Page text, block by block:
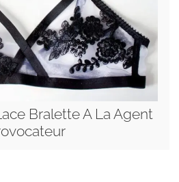
Bralette A La Agent